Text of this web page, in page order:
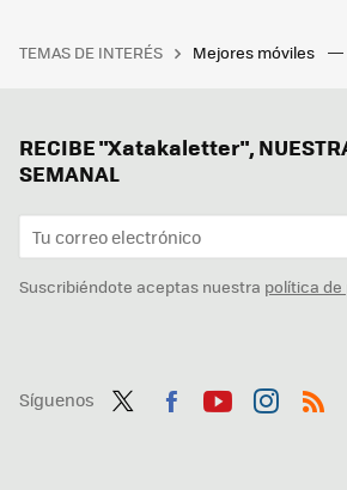
TEMAS DE INTERÉS Mejores móviles
RECIBE "Xatakaletter",
SEMANAL
Suscribiéndote aceptas nuestra política
Síguenos